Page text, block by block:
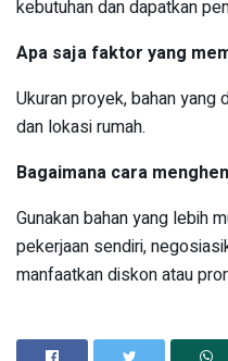
kebutuhan dan dapatkan
Apa saja faktor yang
Ukuran proyek, bahan yang
dan lokasi rumah.
Bagaimana cara
Gunakan bahan yang lebih
pekerjaan sendiri,
manfaatkan diskon atau